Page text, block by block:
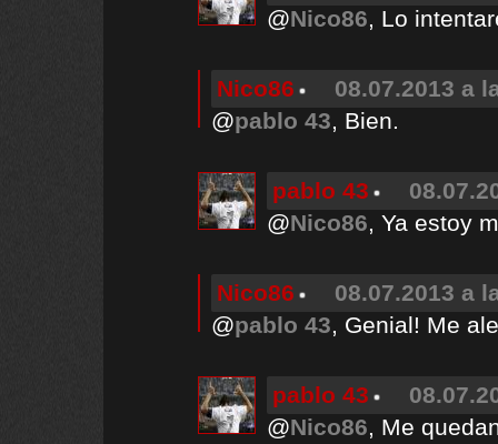
@Nico86, Lo
Nico86
08.07.2013 a
@pablo 43, Bien.
pablo 43
@Nico86, Ya estoy
Nico86
08.07.2013 a
@pablo 43, Genial! Me
pablo 43
@Nico86, Me